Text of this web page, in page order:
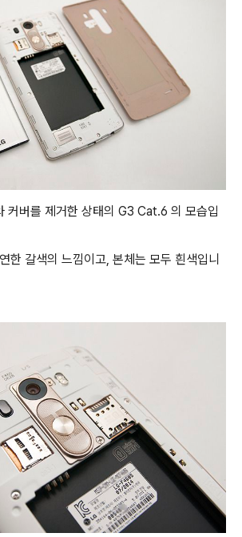
버를 제거한 상태의 G3 Cat.6 의 모습입
한 갈색의 느낌이고, 본체는 모두 흰색입니